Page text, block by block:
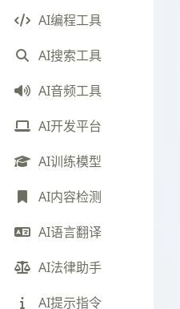
AI编程工具
AI搜索工具
AI音频工具
AI开发平台
AI训练模型
AI内容检测
AI语言翻译
AI法律助手
AI提示指令